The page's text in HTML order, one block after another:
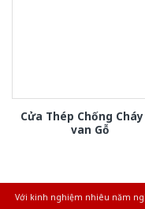
Cửa Thép Chống Cháy
van Gỗ
Với kinh nghiệm nhiêu năm